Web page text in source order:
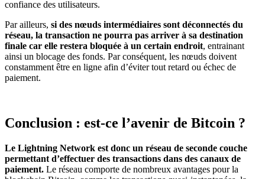
confiance des utilisateurs.
Par ailleurs, si des nœuds intermédiaires sont déconnectés du
réseau, la transaction ne pourra pas arriver à sa destination
finale car elle restera bloquée à un certain endroit, entrainant
ainsi un blocage des fonds. Par conséquent, les nœuds doivent
constamment être en ligne afin d’éviter tout retard ou échec de
paiement.
Conclusion : est-ce l’avenir de Bitcoin ?
Le Lightning Network est donc un réseau de seconde couche
permettant d’effectuer des transactions dans des canaux de
paiement. Le réseau comporte de nombreux avantages pour la